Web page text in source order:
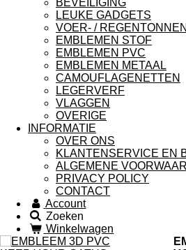
BEVEILIGING
LEUKE GADGETS
VOER- / REGENTONNEN
EMBLEMEN STOF
EMBLEMEN PVC
EMBLEMEN METAAL
CAMOUFLAGENETTEN
LEGERVERF
VLAGGEN
OVERIGE
INFORMATIE
OVER ONS
KLANTENSERVICE EN
ALGEMENE
PRIVACY POLICY
CONTACT
Account
Zoeken
Winkelwagen